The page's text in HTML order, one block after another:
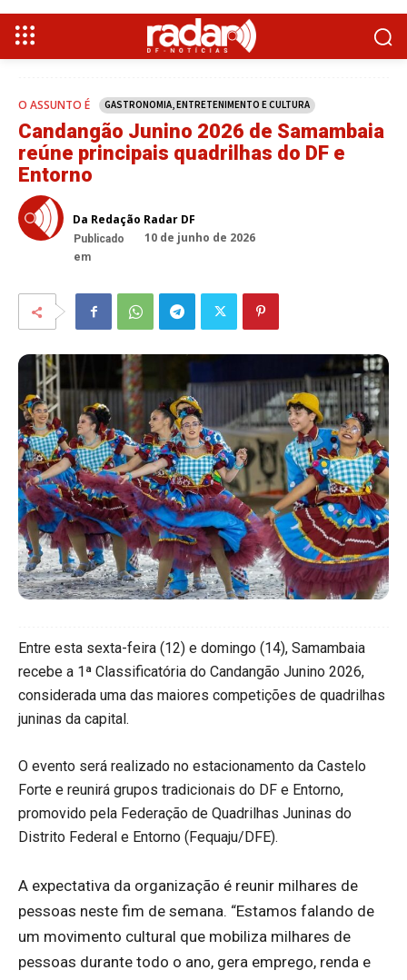
O ASSUNTO É GASTRONOMIA, ENTRETENIMENTO E CULTURA
Candangão Junino 2026 de Samambaia
reúne principais quadrilhas do DF e
Entorno
Da Redação Radar DF
Publicado
em
10 de junho de 2026
Entre esta sexta-feira (12) e domingo (14), Samambaia
recebe a 1ª Classificatória do Candangão Junino 2026,
considerada uma das maiores competições de quadrilhas
juninas da capital.
O evento será realizado no estacionamento da Castelo
Forte e reunirá grupos tradicionais do DF e Entorno,
promovido pela Federação de Quadrilhas Juninas do
Distrito Federal e Entorno (Fequaju/DFE).
A expectativa da organização é reunir milhares de
pessoas neste fim de semana. “Estamos falando de
um movimento cultural que mobiliza milhares de
pessoas durante todo o ano, gera emprego, renda e